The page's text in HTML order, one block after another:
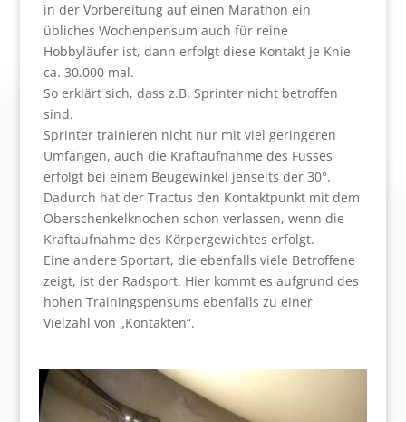
in der Vorbereitung auf einen Marathon ein
übliches Wochenpensum auch für reine
Hobbyläufer ist, dann erfolgt diese Kontakt je Knie
ca. 30.000 mal.
So erklärt sich, dass z.B. Sprinter nicht betroffen
sind.
Sprinter trainieren nicht nur mit viel geringeren
Umfängen, auch die Kraftaufnahme des Fusses
erfolgt bei einem Beugewinkel jenseits der 30°.
Dadurch hat der Tractus den Kontaktpunkt mit dem
Oberschenkelknochen schon verlassen, wenn die
Kraftaufnahme des Körpergewichtes erfolgt.
Eine andere Sportart, die ebenfalls viele Betroffene
zeigt, ist der Radsport. Hier kommt es aufgrund des
hohen Trainingspensums ebenfalls zu einer
Vielzahl von „Kontakten“.